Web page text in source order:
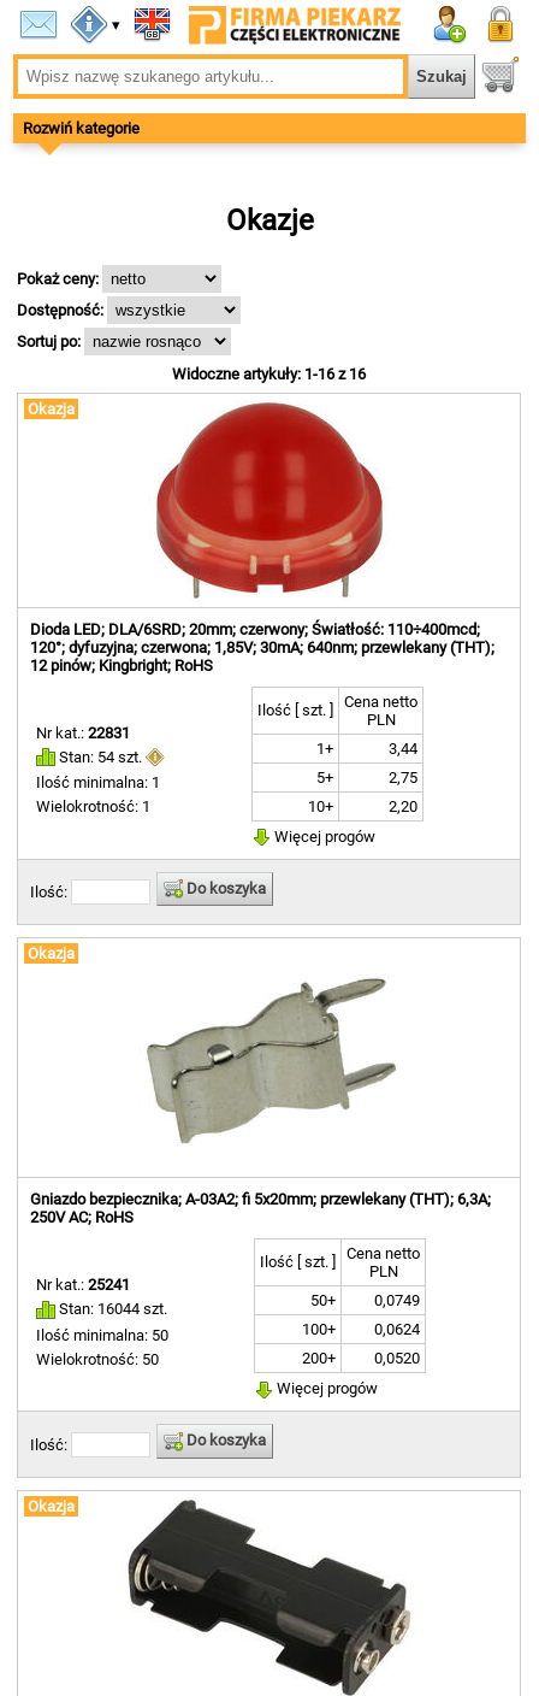
▾
Rozwiń kategorie
Okazje
Pokaż ceny:
Dostępność:
Sortuj po:
Widoczne artykuły: 1-16 z 16
Okazja
Dioda LED; DLA/6SRD; 20mm; czerwony; Światłość: 110÷400mcd;
120°; dyfuzyjna; czerwona; 1,85V; 30mA; 640nm; przewlekany (THT);
12 pinów; Kingbright; RoHS
Nr kat.:22831
Stan: 54 szt.
Ilość minimalna: 1
Wielokrotność: 1
Ilość [ szt. ]
Cena netto
PLN
1+
3,44
5+
2,75
10+
2,20
Więcej progów
Ilość: Do koszyka
Okazja
Gniazdo bezpiecznika; A-03A2; fi 5x20mm; przewlekany (THT); 6,3A;
250V AC; RoHS
Nr kat.:25241
Stan: 16044 szt.
Ilość minimalna: 50
Wielokrotność: 50
Ilość [ szt. ]
Cena netto
PLN
50+
0,0749
100+
0,0624
200+
0,0520
Więcej progów
Ilość: Do koszyka
Okazja